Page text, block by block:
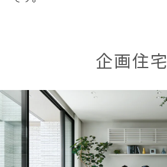
ミサワアイデンティティ企画住宅